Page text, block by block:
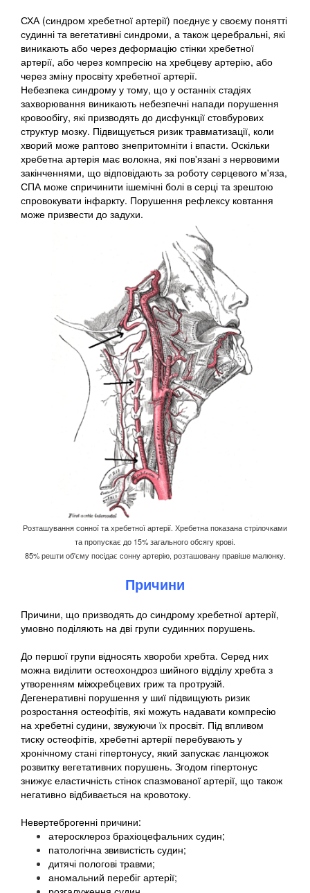
СХА (синдром хребетної артерії) поєднує у своєму понятті
судинні та вегетативні синдроми, а також церебральні, які
виникають або через деформацію стінки хребетної
артерії, або через компресію на хребцеву артерію, або
через зміну просвіту хребетної артерії.
Небезпека синдрому у тому, що у останніх стадіях
захворювання виникають небезпечні напади порушення
кровообігу, які призводять до дисфункції стовбурових
структур мозку. Підвищується ризик травматизації, коли
хворий може раптово знепритомніти і впасти. Оскільки
хребетна артерія має волокна, які пов'язані з нервовими
закінченнями, що відповідають за роботу серцевого м'яза,
СПА може спричинити ішемічні болі в серці та зрештою
спровокувати інфаркту. Порушення рефлексу ковтання
може призвести до задухи.
Розташування сонної та хребетної артерії. Хребетна показана стрілочками
та пропускає до 15% загального обсягу крові.
85% решти об'єму посідає сонну артерію, розташовану правіше малюнку.
Причини
Причини, що призводять до синдрому хребетної артерії,
умовно поділяють на дві групи судинних порушень.
До першої групи відносять хвороби хребта. Серед них
можна виділити остеохондроз шийного відділу хребта з
утворенням міжхребцевих гриж та протрузій.
Дегенеративні порушення у шиї підвищують ризик
розростання остеофітів, які можуть надавати компресію
на хребетні судини, звужуючи їх просвіт. Під впливом
тиску остеофітів, хребетні артерії перебувають у
хронічному стані гіпертонусу, який запускає ланцюжок
розвитку вегетативних порушень. Згодом гіпертонус
знижує еластичність стінок спазмованої артерії, що також
негативно відбивається на кровотоку.
Невертеброгенні причини:
атеросклероз брахіоцефальних судин;
патологічна звивистість судин;
дитячі пологові травми;
аномальний перебіг артерії;